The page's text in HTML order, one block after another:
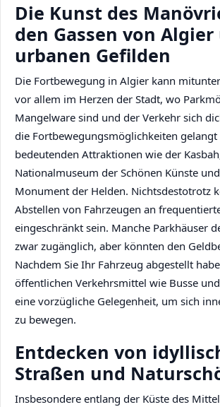
Die Kunst des
den Gassen von
urbanen Gefilden
Die Fortbewegung in Algier kann
vor allem im Herzen der Stadt, wo
Mangelware sind und der Verkehr sich
die Fortbewegungsmöglichkeiten
bedeutenden Attraktionen wie der
Nationalmuseum der Schönen Künste
Monument der Helden. Nichtsdestotrotz
Abstellen von Fahrzeugen an
eingeschränkt sein. Manche Parkhäuser
zwar zugänglich, aber könnten den
Nachdem Sie Ihr Fahrzeug abgestellt
öffentlichen Verkehrsmittel wie Busse
eine vorzügliche Gelegenheit, um sich
zu bewegen.
Entdecken von
Straßen und
Insbesondere entlang der Küste des